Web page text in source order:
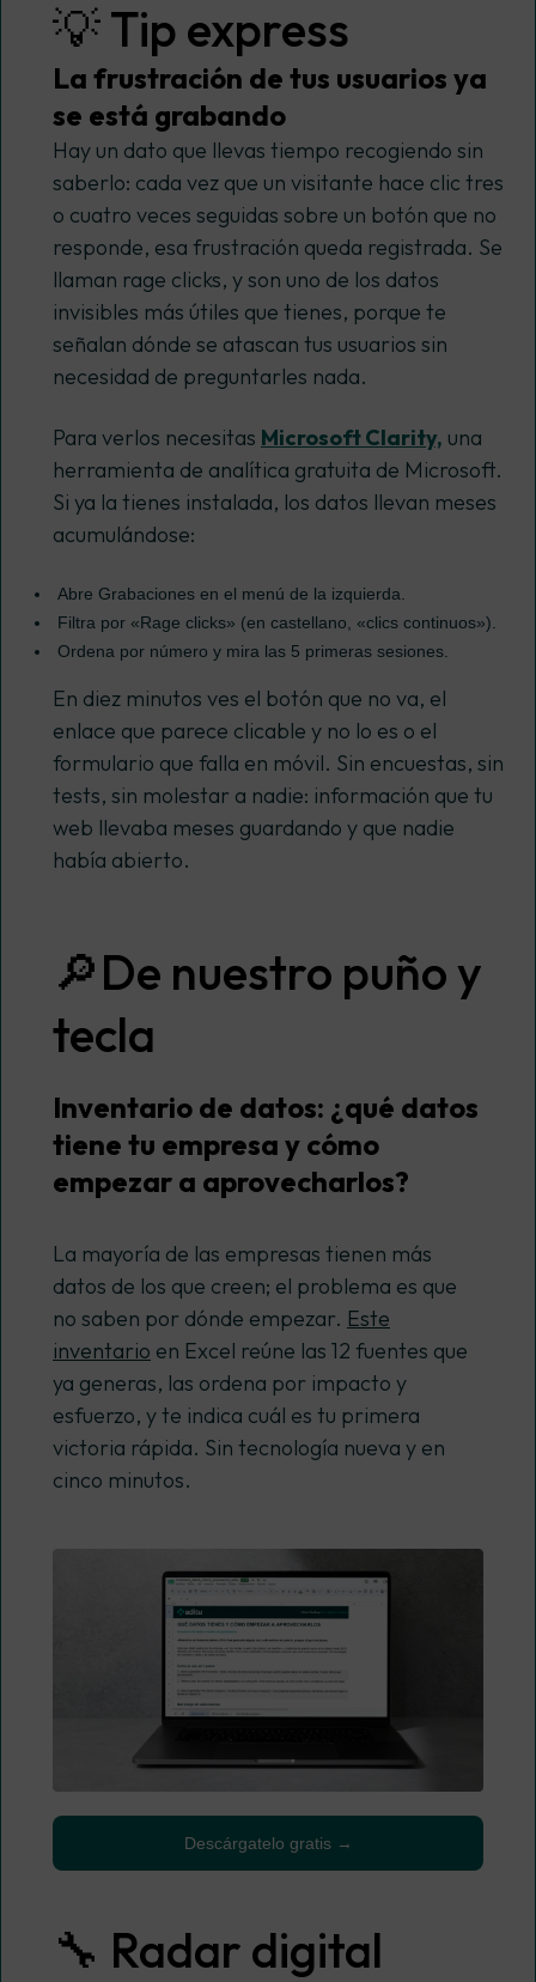
💡 Tip express
La frustración de tus usuarios ya
se está grabando
Hay un dato que llevas tiempo recogiendo sin
saberlo: cada vez que un visitante hace clic tres
o cuatro veces seguidas sobre un botón que no
responde, esa frustración queda registrada. Se
llaman rage clicks, y son uno de los datos
invisibles más útiles que tienes, porque te
señalan dónde se atascan tus usuarios sin
necesidad de preguntarles nada.
Para verlos necesitas Microsoft Clarity, una
herramienta de analítica gratuita de Microsoft.
Si ya la tienes instalada, los datos llevan meses
acumulándose:
Abre Grabaciones en el menú de la izquierda.
Filtra por «Rage clicks» (en castellano, «clics continuos»).
Ordena por número y mira las 5 primeras sesiones.
En diez minutos ves el botón que no va, el
enlace que parece clicable y no lo es o el
formulario que falla en móvil. Sin encuestas, sin
tests, sin molestar a nadie: información que tu
web llevaba meses guardando y que nadie
había abierto.
🔎De nuestro puño y
tecla
Inventario de datos: ¿qué datos
tiene tu empresa y cómo
empezar a aprovecharlos?
La mayoría de las empresas tienen más
datos de los que creen; el problema es que
no saben por dónde empezar. Este
inventario en Excel reúne las 12 fuentes que
ya generas, las ordena por impacto y
esfuerzo, y te indica cuál es tu primera
victoria rápida. Sin tecnología nueva y en
cinco minutos.
Descárgatelo gratis →
🔧 Radar digital